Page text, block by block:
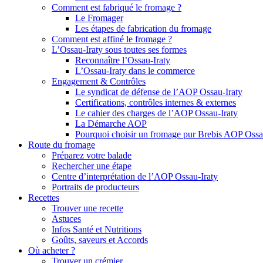
Comment est fabriqué le fromage ?
Le Fromager
Les étapes de fabrication du fromage
Comment est affiné le fromage ?
L’Ossau-Iraty sous toutes ses formes
Reconnaître l’Ossau-Iraty
L’Ossau-Iraty dans le commerce
Engagement & Contrôles
Le syndicat de défense de l’AOP Ossau-Iraty
Certifications, contrôles internes & externes
Le cahier des charges de l’AOP Ossau-Iraty
La Démarche AOP
Pourquoi choisir un fromage pur Brebis AOP
Route du fromage
Préparez votre balade
Rechercher une étape
Centre d’interprétation de l’AOP Ossau-Iraty
Portraits de producteurs
Recettes
Trouver une recette
Astuces
Infos Santé et Nutritions
Goûts, saveurs et Accords
Où acheter ?
Trouver un crémier